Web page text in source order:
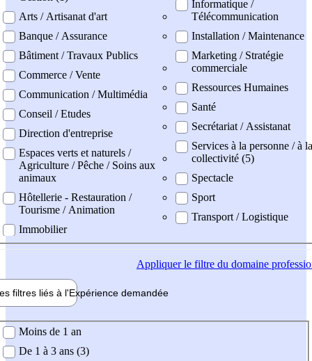
Arts / Artisanat d'art
Banque / Assurance
Bâtiment / Travaux Publics
Commerce / Vente
Communication / Multimédia
Conseil / Etudes
Direction d'entreprise
Espaces verts et naturels /
Agriculture / Pêche / Soins aux
animaux
Hôtellerie - Restauration /
Tourisme / Animation
Immobilier
Informatique /
Télécommunication
Installation / Maintenance
Marketing / Stratégie
commerciale
Ressources Humaines
Santé
Secrétariat / Assistanat
Services à la personne / à la
collectivité (5)
Spectacle
Sport
Transport / Logistique
Appliquerle filtre du domaine
filtres liés à l'Expérience demandée
demandée
Moins de 1 an
De 1 à 3 ans (3)